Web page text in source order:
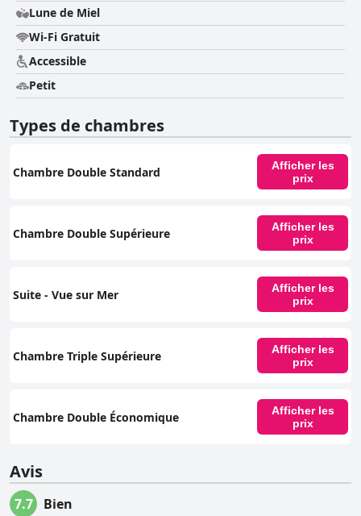
Lune de Miel
Wi-Fi Gratuit
Accessible
Petit
Types de chambres
Chambre Double Standard
Afficher les
prix
Chambre Double Supérieure
Afficher les
prix
Suite - Vue sur Mer
Afficher les
prix
Chambre Triple Supérieure
Afficher les
prix
Chambre Double Économique
Afficher les
prix
Avis
7.7 Bien